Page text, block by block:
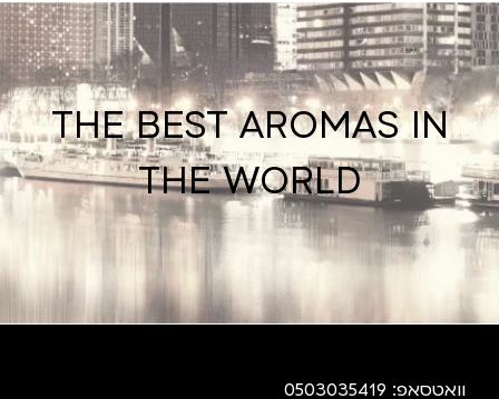
THE BEST AROMAS IN
THE WORLD
וואטסאפ: 0503035419